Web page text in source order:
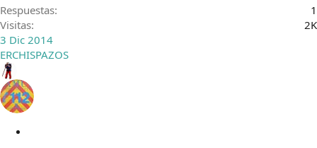
Respuestas
1
Visitas
2K
3 Dic 2014
ERCHISPAZOS